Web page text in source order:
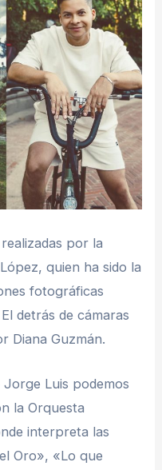
por la
quien ha sido la
fotográficas
detrás de cámaras
Diana Guzmán.
Luis podemos
la Orquesta
interpreta las
Oro», «Lo que